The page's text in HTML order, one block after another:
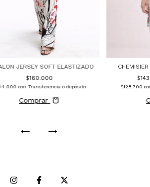
JERSEY SOFT ELASTIZADO
$160.000
con Transferencia o depósito
Comprar
$128.700